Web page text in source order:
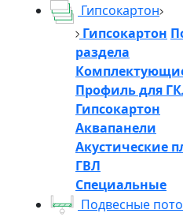
Гипсокартон
Гипсокартон
раздела
Профиль для
Гипсокартон
Аквапанели
Акустические
ГВЛ
Специальные
Подвесные